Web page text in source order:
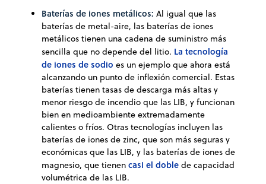
Baterías de iones metálicos: Al igual que las
baterías de metal-aire, las baterías de iones
metálicos tienen una cadena de suministro más
sencilla que no depende del litio. La tecnología
de iones de sodio es un ejemplo que ahora está
alcanzando un punto de inflexión comercial. Estas
baterías tienen tasas de descarga más altas y
menor riesgo de incendio que las LIB, y funcionan
bien en medioambiente extremadamente
calientes o fríos. Otras tecnologías incluyen las
baterías de iones de zinc, que son más seguras y
económicas que las LIB, y las baterías de iones de
magnesio, que tienen casi el doble de capacidad
volumétrica de las LIB.